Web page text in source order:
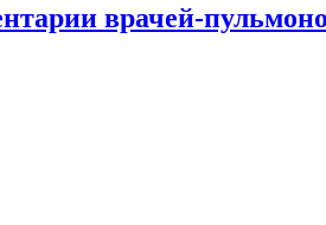
врачей-